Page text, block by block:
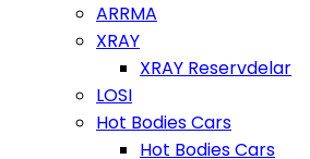
ARRMA
XRAY
XRAY Reservdelar
LOSI
Hot Bodies Cars
Hot Bodies Cars